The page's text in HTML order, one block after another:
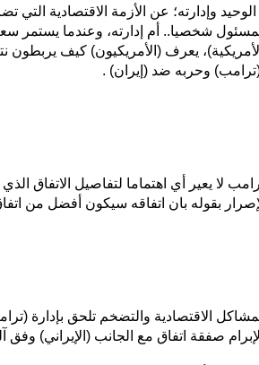
وإدارته؛ عن الأزمة الاقتصادية
شخصيا.. أم إدارته، وعندما يستمر سعر
يعرف (الأمريكيون) كيف يربطون
وحربه ضد (إيران) .
لا يعير أي اهتماما لتفاصيل الاتفاق
بقوله بان اتفاقه سيكون أفضل من
الاقتصادية والتضخم تلحق
صفقة اتفاق مع الجانب (الإيراني) وفق